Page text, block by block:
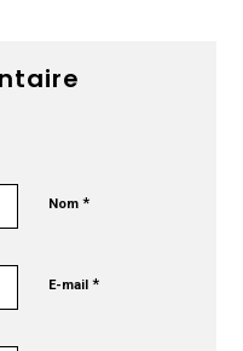
Nom*
E-mail*